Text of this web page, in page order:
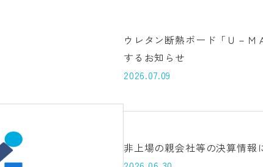
ウレタン断熱ボード「Ｕ－
するお知らせ
2026.07.09
非上場の親会社等の決算情報